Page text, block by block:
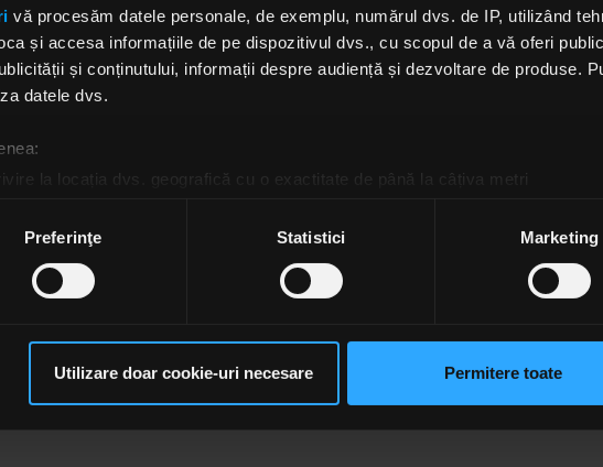
vă procesăm datele personale, de exemplu, numărul dvs. de IP, utilizând
și accesa informațiile de pe dispozitivul dvs., cu scopul de a vă oferi
și conținutului, informații despre audiență și dezvoltare de produse.
datele dvs.
la locația dvs. geografică cu o exactitate de până la câțiva metri
datelor dvs. personale și configurați-vă preferințele la
secțiunea cu
acordul din Declarația despre modulele cookie.
de rețele sociale, de publicitate și de analize informații cu privire la
combina cu alte informații oferite de dvs. sau culese în urma folosirii
Preferinţe Statistici Marketing
Utilizare doar cookie-uri necesare Permitere toate
diverse trupe locale, din Birmingham, iar alături deTony
și Bill Warda format un grup care inițial se numea